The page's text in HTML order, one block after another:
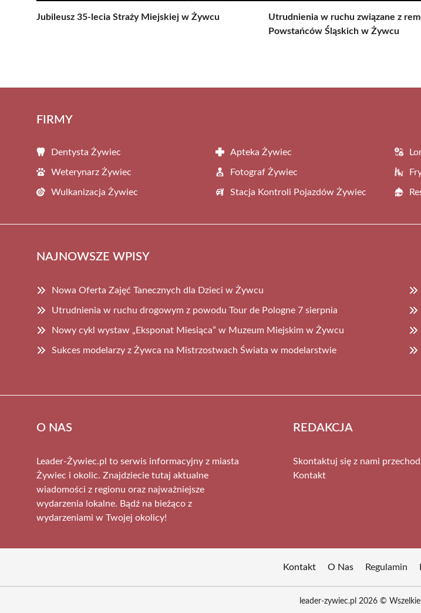
Jubileusz 35-lecia Straży Miejskiej w Żywcu
Utrudnienia w ruchu związane z
Powstańców Śląskich w Żywcu
FIRMY
Dentysta Żywiec Apteka Żywiec
Weterynarz Żywiec Fotograf Żywiec
Wulkanizacja Żywiec Stacja Kontroli Pojazdów Żywiec
NAJNOWSZE WPISY
Nowa Oferta Zajęć Tanecznych dla Dzieci w Żywcu
Utrudnienia w ruchu drogowym z powodu Tour de Pologne 7 sierpnia
Nowy cykl wystaw „Eksponat Miesiąca” w Muzeum Miejskim w Żywcu
Sukces modelarzy z Żywca na Mistrzostwach Świata w modelarstwie
O NAS
Leader-Żywiec.pl to serwis informacyjny z miasta
Żywiec i okolic. Znajdziecie tutaj aktualne
wiadomości z regionu oraz najważniejsze
wydarzenia lokalne. Bądź na bieżąco z
wydarzeniami w Twojej okolicy!
REDAKCJA
Skontaktuj się z nami
Kontakt
Kontakt O Nas Regulamin
leader-zywiec.pl 2026 ©